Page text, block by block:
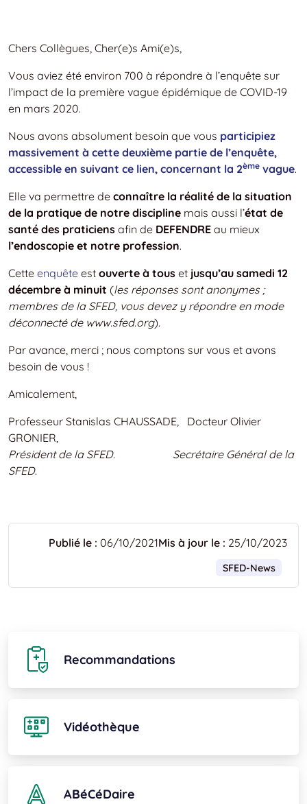
Chers Collègues, Cher(e)s Ami(e)s,
Vous aviez été environ 700 à répondre à l’enquête sur
l’impact de la première vague épidémique de COVID-19
en mars 2020.
Nous avons absolument besoin que vous participiez
massivement à cette deuxième partie de l’enquête,
accessible en suivant ce lien, concernant la 2ème vague.
Elle va permettre de connaître la réalité de la situation
de la pratique de notre discipline mais aussi l’état de
santé des praticiens afin de DEFENDRE au mieux
l’endoscopie et notre profession.
Cette enquête est ouverte à tous et jusqu’au samedi 12
décembre à minuit (les réponses sont anonymes ;
membres de la SFED, vous devez y répondre en mode
déconnecté de www.sfed.org).
Par avance, merci ; nous comptons sur vous et avons
besoin de vous !
Amicalement,
Professeur Stanislas CHAUSSADE, Docteur Olivier
GRONIER,
Président de la SFED. Secrétaire Général de la
SFED.
Publié le : 06/10/2021Mis à jour le : 25/10/2023
SFED-News
Recommandations
Vidéothèque
ABéCéDaire